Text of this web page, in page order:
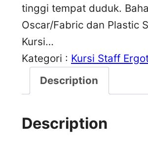
tinggi tempat duduk.
Oscar/Fabric dan Plastic
Kursi…
Kategori : Kursi Staff
Description
Description